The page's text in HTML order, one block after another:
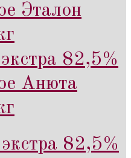
Эталон
82,5%
Анюта
82,5%